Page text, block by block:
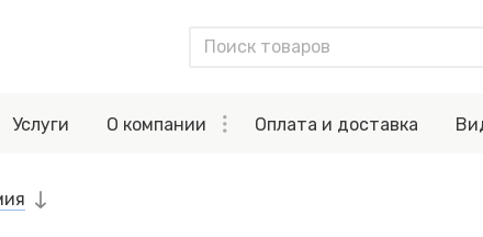
Услуги О компании Оплата и доставка